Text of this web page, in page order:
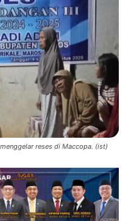
reses di Maccopa. (ist)